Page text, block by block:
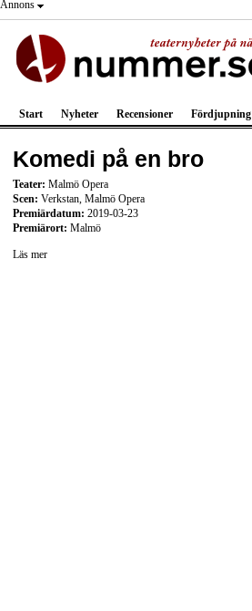
Annons
Start Nyheter Recensioner Fördjupning
Komedi på en bro
Teater: Malmö Opera
Scen: Verkstan, Malmö Opera
Premiärdatum: 2019-03-23
Premiärort: Malmö
Läs mer